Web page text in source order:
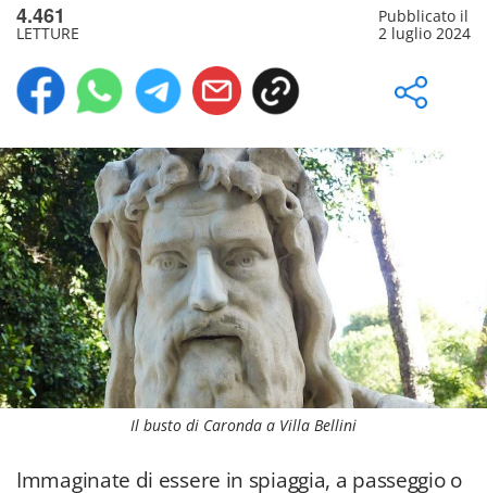
4.461
LETTURE
Pubblicato il
2 luglio 2024
Il busto di Caronda a Villa Bellini
Immaginate di essere in spiaggia, a passeggio o